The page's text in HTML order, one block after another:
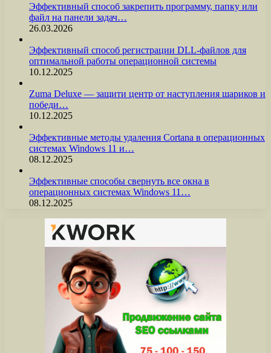
Эффективный способ закрепить программу, папку или
файл на панели задач…
26.03.2026
Эффективный способ регистрации DLL-файлов для
оптимальной работы операционной системы
10.12.2025
Zuma Deluxe — защити центр от наступления шариков и
победи…
10.12.2025
Эффективные методы удаления Cortana в операционных
системах Windows 11 и…
08.12.2025
Эффективные способы свернуть все окна в
операционных системах Windows 11…
08.12.2025